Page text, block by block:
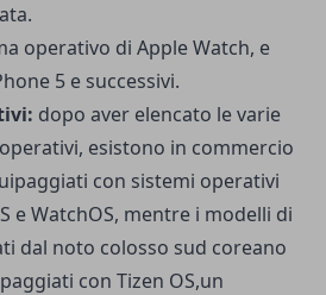
operativo di Apple Watch, e
5 e successivi.
dopo aver elencato le varie
esistono in commercio
con sistemi operativi
e WatchOS, mentre i modelli di
dal noto colosso sud coreano
con Tizen OS,un